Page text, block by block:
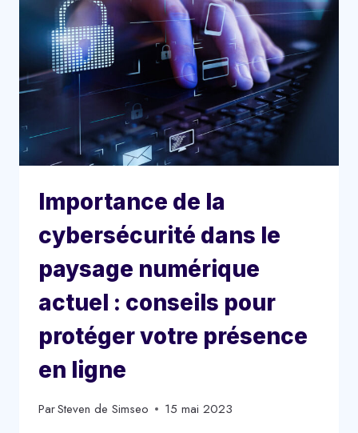
Importance de la
cybersécurité dans le
paysage numérique
actuel : conseils pour
protéger votre présence
en ligne
ParSteven de Simseo 15 mai 2023